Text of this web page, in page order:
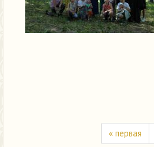
« первая